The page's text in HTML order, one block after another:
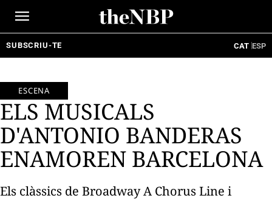
SUBSCRIU-TE CAT ESP
ESCENA
ELS MUSICALS
D'ANTONIO BANDERAS
ENAMOREN BARCELONA
Els clàssics de Broadway A Chorus Line i